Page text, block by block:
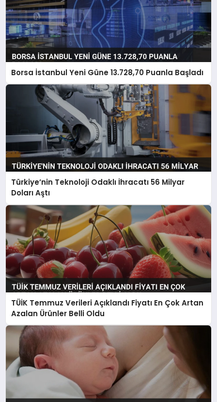
Borsa İstanbul Yeni Güne 13.728,70 Puanla Başladı
Türkiye’nin Teknoloji Odaklı İhracatı 56 Milyar
Doları Aştı
TÜİK Temmuz Verileri Açıklandı Fiyatı En Çok Artan
Azalan Ürünler Belli Oldu